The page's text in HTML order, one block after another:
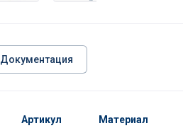
Документация
Артикул Материал